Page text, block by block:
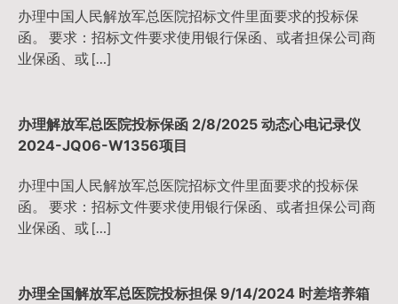
办理中国人民解放军总医院招标文件里面要求的投标保
函。 要求：招标文件要求使用银行保函、或者担保公司商
业保函、或 […]
办理解放军总医院投标保函 2/8/2025 动态心电记录仪
2024-JQ06-W1356项目
办理中国人民解放军总医院招标文件里面要求的投标保
函。 要求：招标文件要求使用银行保函、或者担保公司商
业保函、或 […]
办理全国解放军总医院投标担保 9/14/2024 时差培养箱